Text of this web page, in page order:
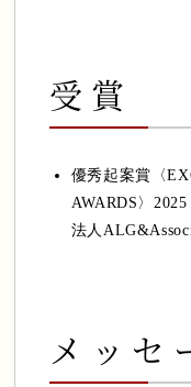
受賞
優秀起案賞〈
AWARDS〉
法人
メッセ